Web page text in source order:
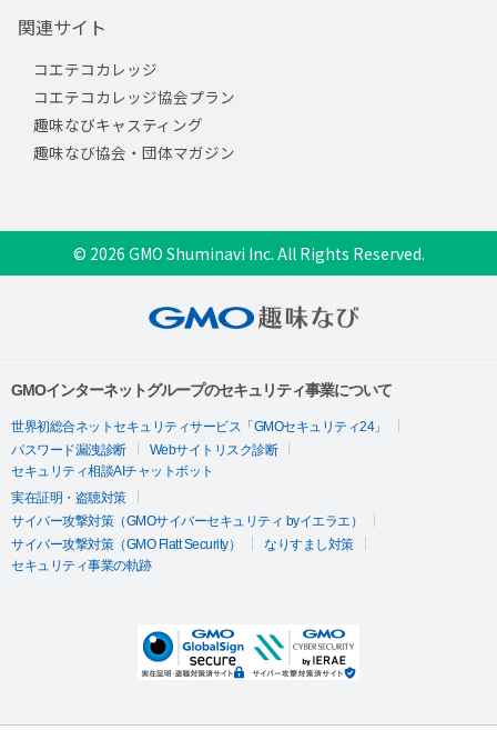
関連サイト
コエテコカレッジ
コエテコカレッジ協会プラン
趣味なびキャスティング
趣味なび協会・団体マガジン
© 2026 GMO Shuminavi Inc. All Rights Reserved.